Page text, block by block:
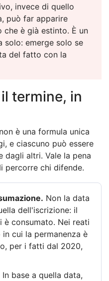
invece di quello
può far apparire
che è già estinto. È un
solo: emerge solo se
del fatto con la
termine, in
è una formula unica
e ciascuno può essere
dagli altri. Vale la pena
percorre chi difende.
Non la data
dell'iscrizione: il
consumato. Nei reati
cui la permanenza è
per i fatti dal 2020,
In base a quella data,